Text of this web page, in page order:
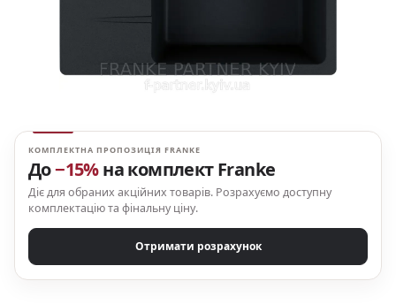
КОМПЛЕКТНА ПРОПОЗИЦІЯ FRANKE
До−15%на комплект Franke
Діє для обраних акційних товарів. Розрахуємо доступну
комплектацію та фінальну ціну.
Отримати розрахунок